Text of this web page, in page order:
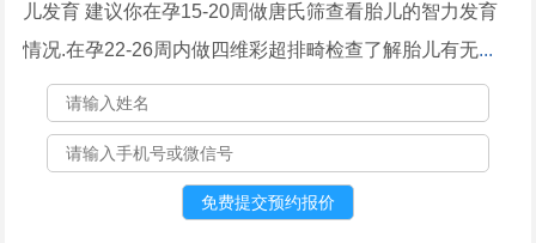
儿发育 建议你在孕15-20周做唐氏筛查看胎儿的智力发育
情况.在孕22-26周内做四维彩超排畸检查了解胎儿有无...